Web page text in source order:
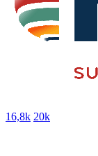
16,8k 20k